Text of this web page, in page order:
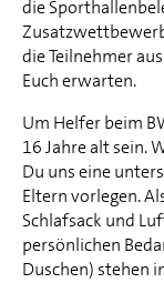
die
die Teilnehmer
Euch erwarten.
Um Helfer beim
16 Jahre alt sein.
Du uns eine
Eltern vorlegen.
Schlafsack und
persönlichen
Duschen) stehen